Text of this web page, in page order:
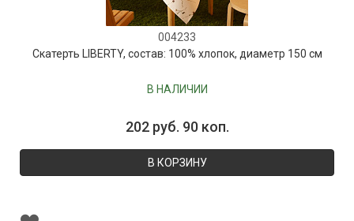
004233
Скатерть LIBERTY, состав: 100% хлопок, диаметр 150 см
В НАЛИЧИИ
202 руб. 90 коп.
В КОРЗИНУ